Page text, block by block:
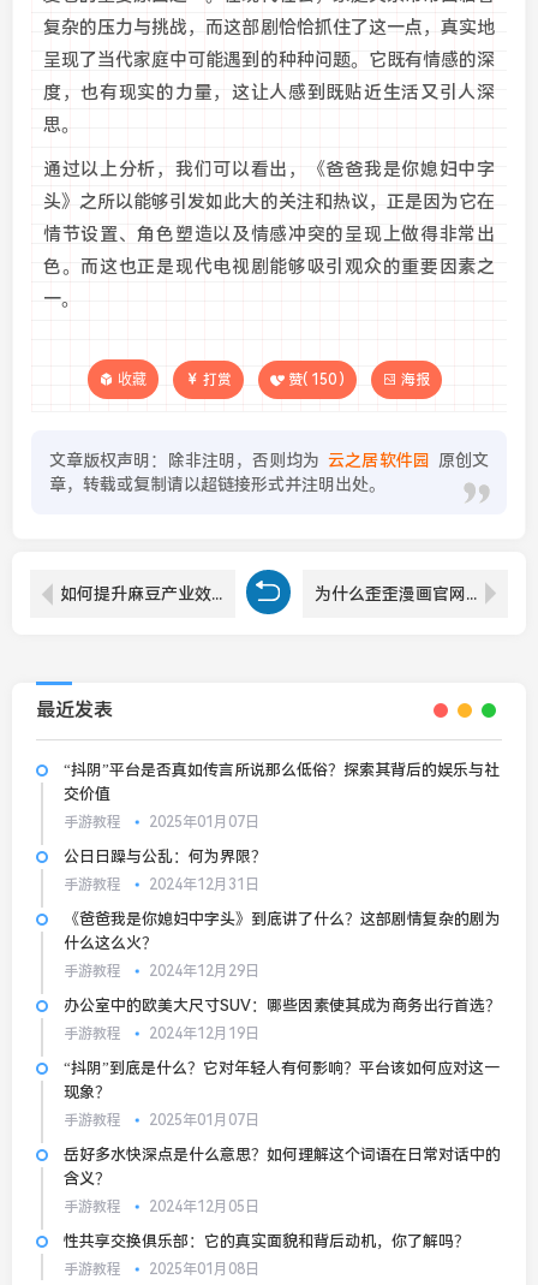
复杂的压力与挑战，而这部剧恰恰抓住了这一点，真实地
呈现了当代家庭中可能遇到的种种问题。它既有情感的深
度，也有现实的力量，这让人感到既贴近生活又引人深
思。
通过以上分析，我们可以看出，《爸爸我是你媳妇中字
头》之所以能够引发如此大的关注和热议，正是因为它在
情节设置、角色塑造以及情感冲突的呈现上做得非常出
色。而这也正是现代电视剧能够吸引观众的重要因素之
一。
收藏 打赏 赞( 150 ) 海报
文章版权声明：除非注明，否则均为 云之居软件园
原创文
章，转载或复制请以超链接形式并注明出处。
如何提升麻豆产业效益？掌握这些简单处理方法，助力农民致富 为什么歪歪漫画官网能成为最受欢迎的漫画平台？
最近发表
“抖阴”平台是否真如传言所说那么低俗？探索其背后的娱乐与社
交价值
手游教程 2025年01月07日
公日日躁与公乱：何为界限？
手游教程 2024年12月31日
《爸爸我是你媳妇中字头》到底讲了什么？这部剧情复杂的剧为
什么这么火？
手游教程 2024年12月29日
办公室中的欧美大尺寸SUV：哪些因素使其成为商务出行首选？
手游教程 2024年12月19日
“抖阴”到底是什么？它对年轻人有何影响？平台该如何应对这一
现象？
手游教程 2025年01月07日
岳好多水快深点是什么意思？如何理解这个词语在日常对话中的
含义？
手游教程 2024年12月05日
性共享交换俱乐部：它的真实面貌和背后动机，你了解吗？
手游教程 2025年01月08日